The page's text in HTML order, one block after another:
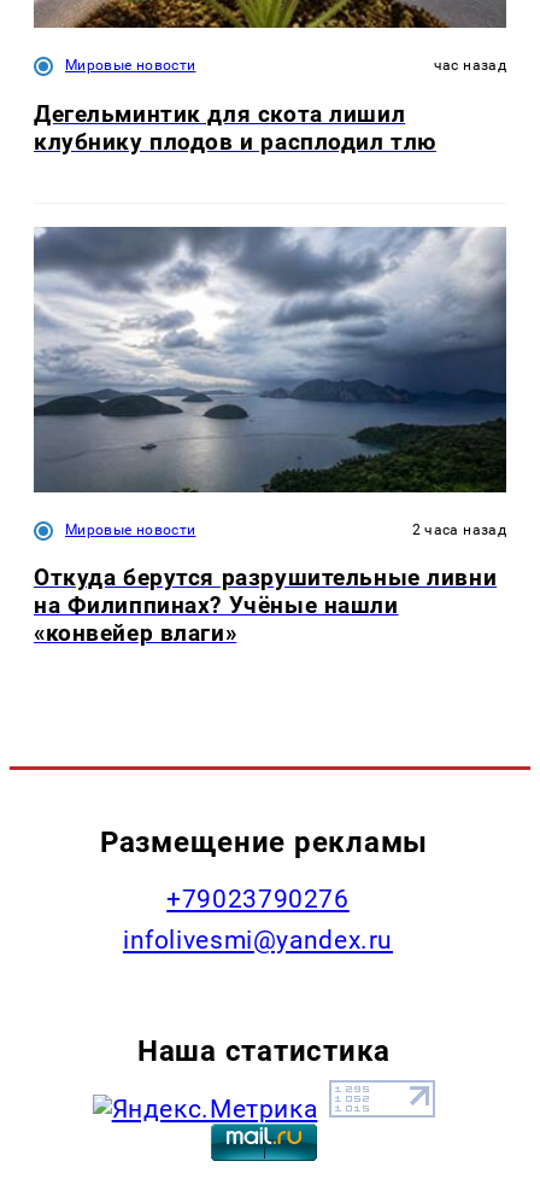
Мировые новости час назад
Дегельминтик для скота лишил
клубнику плодов и расплодил тлю
Мировые новости 2 часа назад
Откуда берутся разрушительные ливни
на Филиппинах? Учёные нашли
«конвейер влаги»
Размещение рекламы
+79023790276
infolivesmi@yandex.ru
Наша статистика